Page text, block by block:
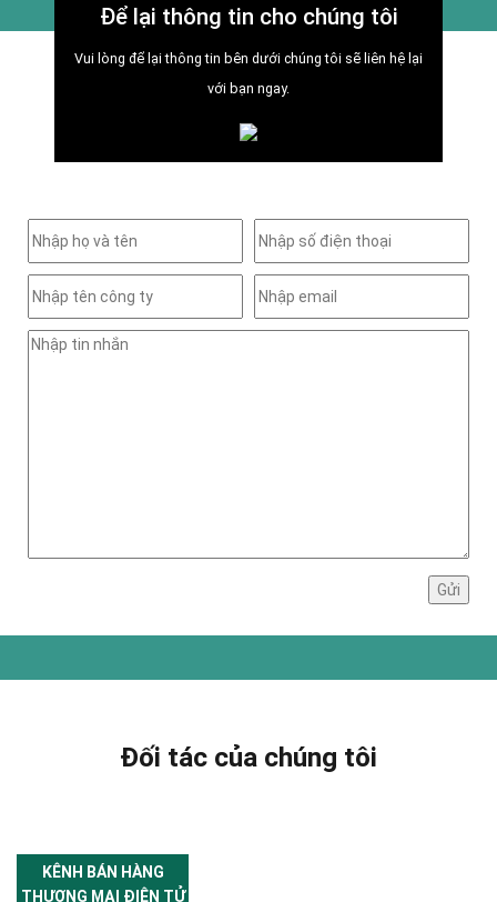
Để lại thông tin cho chúng tôi
Vui lòng để lại thông tin bên dưới chúng tôi sẽ liên hệ lại
với bạn ngay.
Đối tác của chúng tôi
KÊNH BÁN HÀNG
THƯƠNG MẠI ĐIỆN TỬ